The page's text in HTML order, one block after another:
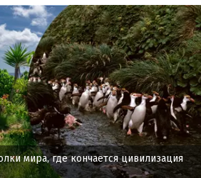
мира, где кончается цивилизация